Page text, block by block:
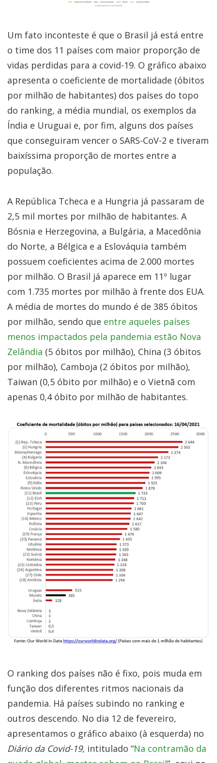
Um fato inconteste é que o Brasil já está entre
o time dos 11 países com maior proporção de
vidas perdidas para a covid-19. O gráfico abaixo
apresenta o coeficiente de mortalidade (óbitos
por milhão de habitantes) dos países do topo
do ranking, a média mundial, os exemplos da
Índia e Uruguai e, por fim, alguns dos países
que conseguiram vencer o SARS-CoV-2 e tiveram
baixíssima proporção de mortes entre a
população.
A República Tcheca e a Hungria já passaram de
2,5 mil mortes por milhão de habitantes. A
Bósnia e Herzegovina, a Bulgária, a Macedônia
do Norte, a Bélgica e a Eslováquia também
possuem coeficientes acima de 2.000 mortes
por milhão. O Brasil já aparece em 11º lugar
com 1.735 mortes por milhão à frente dos EUA.
A média de mortes do mundo é de 385 óbitos
por milhão, sendo que entre aqueles países
menos impactados pela pandemia estão Nova
Zelândia (5 óbitos por milhão), China (3 óbitos
por milhão), Camboja (2 óbitos por milhão),
Taiwan (0,5 óbito por milhão) e o Vietnã com
apenas 0,4 óbito por milhão de habitantes.
O ranking dos países não é fixo, pois muda em
função dos diferentes ritmos nacionais da
pandemia. Há países subindo no ranking e
outros descendo. No dia 12 de fevereiro,
apresentamos o gráfico abaixo (à esquerda) no
Diário da Covid-19, intitulado “Na contramão da